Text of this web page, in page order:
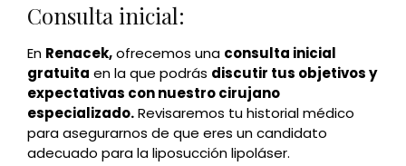
Consulta inicial:
En Renacek,ofrecemos una consulta inicial
gratuita en la que podrás discutir tus objetivos y
expectativas con nuestro cirujano
especializado.Revisaremos tu historial médico
para asegurarnos de que eres un candidato
adecuado para la liposucción lipoláser.